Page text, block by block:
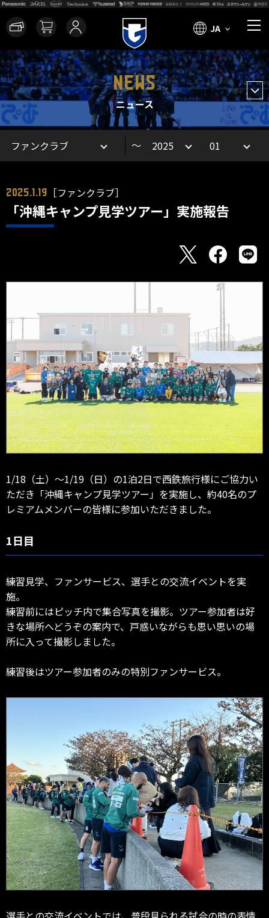
JA
NEWS
ニュース
～
2025.1.19 ［ファンクラブ］
「沖縄キャンプ見学ツアー」実施報告
1/18（土）～1/19（日）の1泊2日で西鉄旅行様にご協力い
ただき「沖縄キャンプ見学ツアー」を実施し、約40名のプ
レミアムメンバーの皆様に参加いただきました。
1日目
練習見学、ファンサービス、選手との交流イベントを実
施。
練習前にはピッチ内で集合写真を撮影。ツアー参加者は好
きな場所へどうぞの案内で、戸惑いながらも思い思いの場
所に入って撮影しました。
練習後はツアー参加者のみの特別ファンサービス。